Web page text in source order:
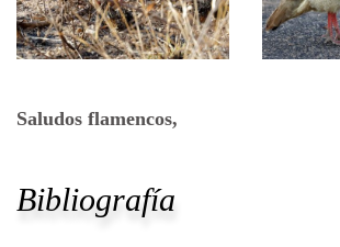
Saludos flamencos,
Bibliografía